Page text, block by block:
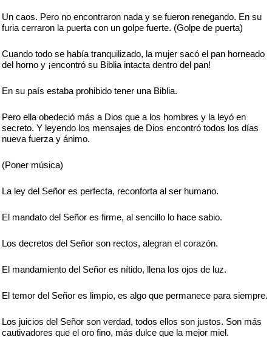
Un caos. Pero no encontraron nada y se fueron renegando. En su
furia cerraron la puerta con un golpe fuerte. (Golpe de puerta)
Cuando todo se había tranquilizado, la mujer sacó el pan horneado
del horno y ¡encontró su Biblia intacta dentro del pan!
En su país estaba prohibido tener una Biblia.
Pero ella obedeció más a Dios que a los hombres y la leyó en
secreto. Y leyendo los mensajes de Dios encontró todos los días
nueva fuerza y ánimo.
(Poner música)
La ley del Señor es perfecta, reconforta al ser humano.
El mandato del Señor es firme, al sencillo lo hace sabio.
Los decretos del Señor son rectos, alegran el corazón.
El mandamiento del Señor es nítido, llena los ojos de luz.
El temor del Señor es limpio, es algo que permanece para siempre.
Los juicios del Señor son verdad, todos ellos son justos. Son más
cautivadores que el oro fino, más dulce que la mejor miel.